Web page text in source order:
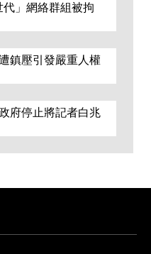
」網絡群組被拘
鎮壓引發嚴重人權
府停止將記者白兆